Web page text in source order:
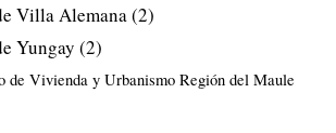
Villa Alemana(2)
Yungay (2)
Vivienda y Urbanismo Región del Maule